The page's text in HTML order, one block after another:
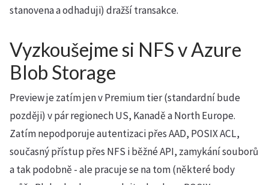
stanovena a odhaduji) dražší transakce.
Vyzkoušejme si NFS v Azure
Blob Storage
Preview je zatím jen v Premium tier (standardní bude
později) v pár regionech US, Kanadě a North Europe.
Zatím nepodporuje autentizaci přes AAD, POSIX ACL,
současný přístup přes NFS i běžné API, zamykání souborů
a tak podobně - ale pracuje se na tom (některé body